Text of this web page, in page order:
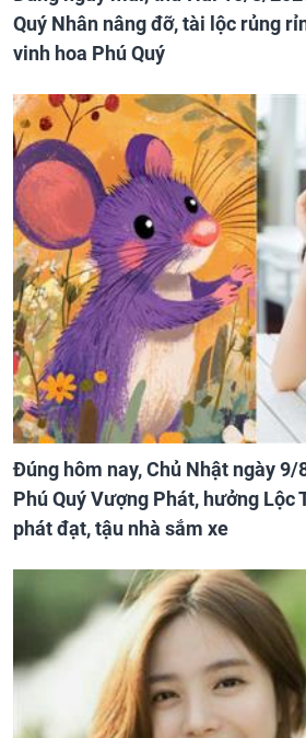
Quý Nhân nâng đỡ, tài lộc rủng
vinh hoa Phú Quý
Đúng hôm nay, Chủ Nhật ngày
Phú Quý Vượng Phát, hưởng Lộc
phát đạt, tậu nhà sắm xe